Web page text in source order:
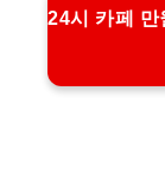
24시 카페 만